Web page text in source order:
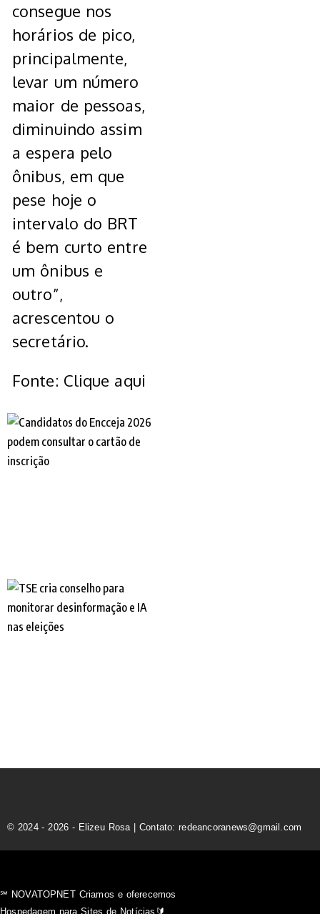
consegue nos
horários de pico,
principalmente,
levar um número
maior de pessoas,
diminuindo assim
a espera pelo
ônibus, em que
pese hoje o
intervalo do BRT
é bem curto entre
um ônibus e
outro”,
acrescentou o
secretário.
Fonte: Clique aqui
© 2024 - 2026 - Elizeu Rosa | Contato: redeancoranews@gmail.com
℠ NOVATOPNET Criamos e oferecemos
Hospedagem para Sites de Notícias🔰